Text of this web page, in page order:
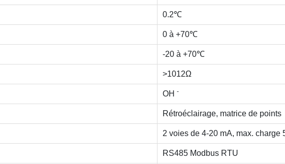
0.2℃
0 à +70℃
-20 à +70℃
>1012Ω
OH -
Rétroéclairage, matrice de points
2 voies de 4-20 mA, max. charge
RS485 Modbus RTU